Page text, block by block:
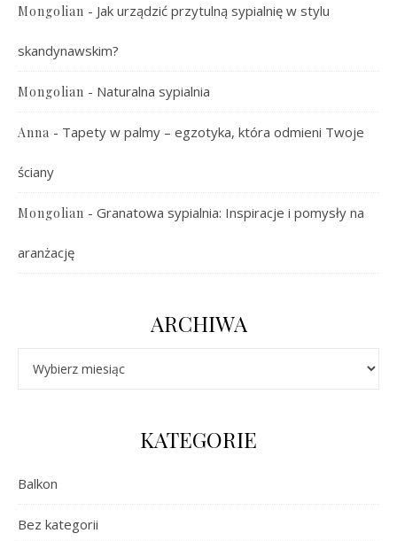
Mongolian - Jak urządzić przytulną sypialnię w stylu
skandynawskim?
Mongolian - Naturalna sypialnia
Anna - Tapety w palmy – egzotyka, która odmieni Twoje
ściany
Mongolian - Granatowa sypialnia: Inspiracje i pomysły na
aranżację
ARCHIWA
KATEGORIE
Balkon
Bez kategorii